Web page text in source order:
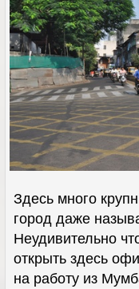
Здесь много
город даже
Неудивительно
открыть здесь
на работу из